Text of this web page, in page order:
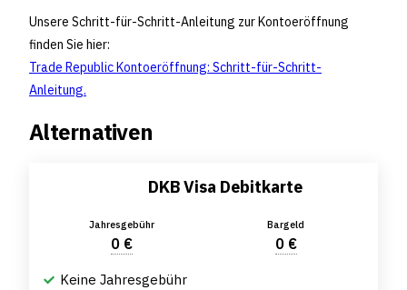
Unsere Schritt-für-Schritt-Anleitung zur Kontoeröffnung
finden Sie hier:
Trade Republic Kontoeröffnung: Schritt-für-Schritt-
Anleitung.
Alternativen
DKB Visa Debitkarte
Jahresgebühr
0 €
Bargeld
0 €
Keine Jahresgebühr